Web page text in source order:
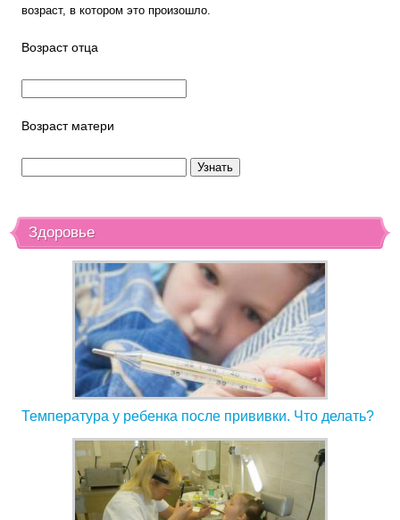
возраст, в котором это произошло.
Возраст отца
Возраст матери
Здоровье
Температура у ребенка после прививки. Что делать?